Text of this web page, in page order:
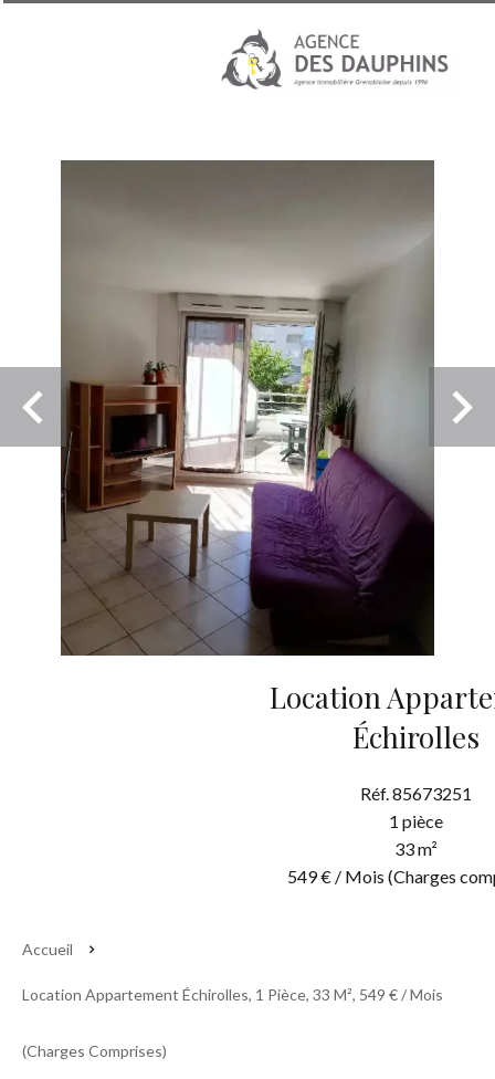
Location
Échirolles
Réf. 85673251
1 pièce
33 m²
549 € / Mois (Charges
Accueil
Location Appartement Échirolles, 1 Pièce, 33 M², 549 € / Mois
(Charges Comprises)